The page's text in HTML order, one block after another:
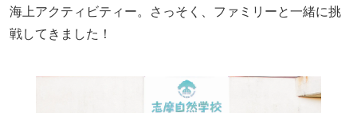
海上アクティビティー。さっそく、ファミリーと一緒に挑
戦してきました！